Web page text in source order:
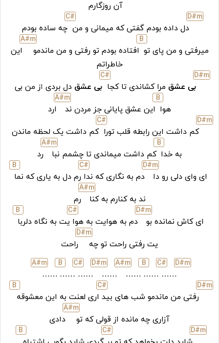
آن روزگارم
D#m
دل داده بودم گفتی که میمانی و من
C#
چه ساده بودم
میرفتی و من پای تو
B
افتاده بودم تو رفتی و من ماندمو
A#m
این
خاطراتم
D#m
بی عشق مرا کشاندی تا کجا
C#
بی عشق دل بردی از من بی
هوا
B
این عشق پایانی جز مردن ند
A#m
ارد
D#m
کم داشت این رابطه قلب تورا
C#
کم داشت یک لحظه ماندن
به خدا
B
کم داشت میماندی تا چشمم نبا
A#m
رد
ای وای دلی رو دا
D#m
دم به نگاری که ندا
C#
رم دل به یاری که نما
B
ند به کنارم به کنا
A#m
رم
ای کاش نمانده بو
D#m
دم به هوایت به هوا
C#
یت به نگاه دلربا
B
یت رفتی راحت تو چه
D#m
راحت
D#m
……
C#
……
B
……
A#m
……
D#m
……
C#
……
B
……
A#m
D#m
رفتی من ماندمو شب های بید
C#
اری لعنت به این معشوقه
B
آزاری چه مانده از قولی که تو
A#m
دادی
D#m
C#
B